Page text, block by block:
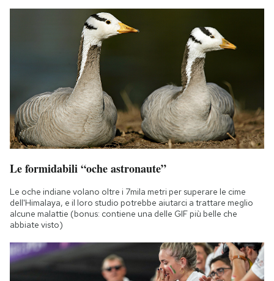
Le formidabili “oche astronaute”
Le oche indiane volano oltre i 7mila metri per superare le cime
dell'Himalaya, e il loro studio potrebbe aiutarci a trattare meglio
alcune malattie (bonus: contiene una delle GIF più belle che
abbiate visto)